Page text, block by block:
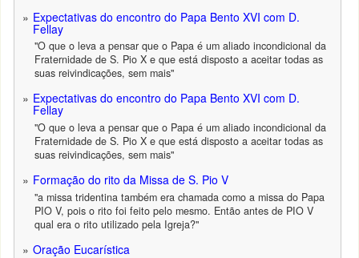
Expectativas do encontro do Papa Bento XVI com D.
Fellay
"O que o leva a pensar que o Papa é um aliado incondicional da
Fraternidade de S. Pio X e que está disposto a aceitar todas as
suas reivindicações, sem mais"
Expectativas do encontro do Papa Bento XVI com D.
Fellay
"O que o leva a pensar que o Papa é um aliado incondicional da
Fraternidade de S. Pio X e que está disposto a aceitar todas as
suas reivindicações, sem mais"
Formação do rito da Missa de S. Pio V
"a missa tridentina também era chamada como a missa do Papa
PIO V, pois o rito foi feito pelo mesmo. Então antes de PIO V
qual era o rito utilizado pela Igreja?"
Oração Eucarística